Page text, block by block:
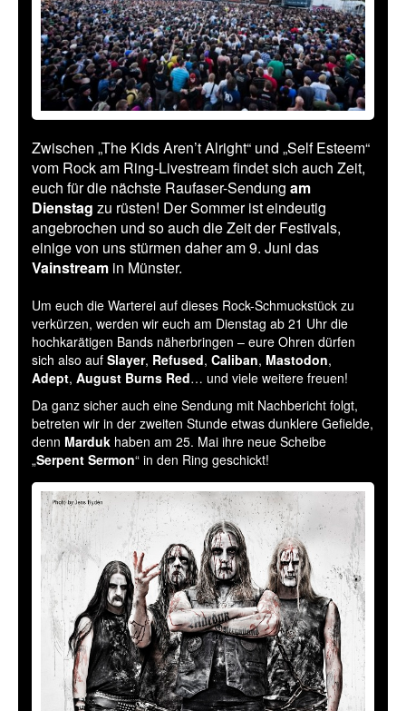
Zwischen „The Kids Aren’t Alright“ und „Self Esteem“
vom Rock am Ring-Livestream findet sich auch Zeit,
euch für die nächste Raufaser-Sendung am
Dienstag zu rüsten! Der Sommer ist eindeutig
angebrochen und so auch die Zeit der Festivals,
einige von uns stürmen daher am 9. Juni das
Vainstream in Münster.
Um euch die Warterei auf dieses Rock-Schmuckstück zu
verkürzen, werden wir euch am Dienstag ab 21 Uhr die
hochkarätigen Bands näherbringen – eure Ohren dürfen
sich also auf Slayer, Refused, Caliban, Mastodon,
Adept, August Burns Red… und viele weitere freuen!
Da ganz sicher auch eine Sendung mit Nachbericht folgt,
betreten wir in der zweiten Stunde etwas dunklere Gefielde,
denn Marduk haben am 25. Mai ihre neue Scheibe
„Serpent Sermon“ in den Ring geschickt!